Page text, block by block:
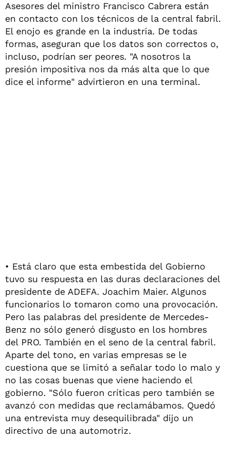
Asesores del ministro Francisco Cabrera están
en contacto con los técnicos de la central fabril.
El enojo es grande en la industria. De todas
formas, aseguran que los datos son correctos o,
incluso, podrían ser peores. "A nosotros la
presión impositiva nos da más alta que lo que
dice el informe" advirtieron en una terminal.
• Está claro que esta embestida del Gobierno
tuvo su respuesta en las duras declaraciones del
presidente de ADEFA. Joachim Maier. Algunos
funcionarios lo tomaron como una provocación.
Pero las palabras del presidente de Mercedes-
Benz no sólo generó disgusto en los hombres
del PRO. También en el seno de la central fabril.
Aparte del tono, en varias empresas se le
cuestiona que se limitó a señalar todo lo malo y
no las cosas buenas que viene haciendo el
gobierno. "Sólo fueron críticas pero también se
avanzó con medidas que reclamábamos. Quedó
una entrevista muy desequilibrada" dijo un
directivo de una automotriz.